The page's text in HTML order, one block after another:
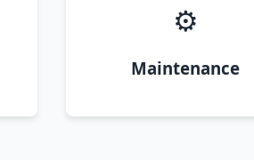
⚙️
Maintenance